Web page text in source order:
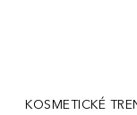
KOSMETICKÉ